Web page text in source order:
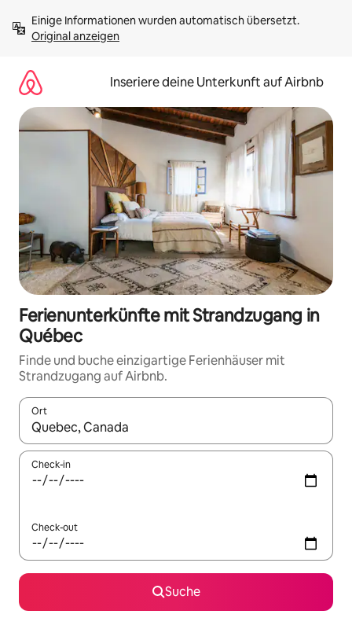
Inhalten
springenOriginal anzeigen
Inseriere deine Unterkunft auf Airbnb
Ferienunterkünfte mit Strandzugang in
Québec
Finde und buche einzigartige Ferienhäuser mit
Strandzugang auf Airbnb.
Ort
Wenn Ergebnisse verfügbar sind, navigiere mit den
Check-in
Check-out
Suche